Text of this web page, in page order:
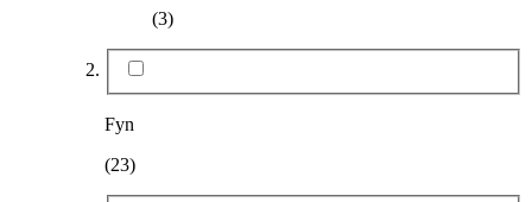
(3)
Fyn
(23)